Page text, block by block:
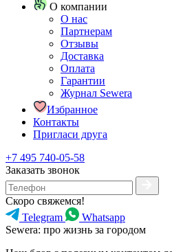
О компании
О нас
Партнерам
Отзывы
Доставка
Оплата
Гарантии
Журнал Sewera
Избранное
Контакты
Пригласи друга
+7 495 740-05-58
Заказать звонок
Скоро свяжемся!
Telegram
Whatsapp
Sewera: про жизнь за городом